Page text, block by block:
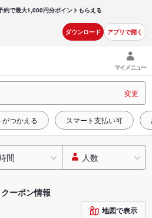
約で最大1,000円分ポイントもらえる
ダウンロード アプリで開く
マイメニュー
変更
がつかえる スマート支払い可
間 人数
ーポン情報
地図で表示